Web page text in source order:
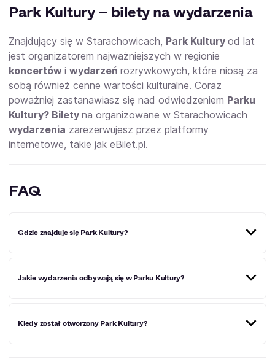
Park Kultury – bilety na wydarzenia
Znajdujący się w Starachowicach, Park Kultury od lat
jest organizatorem najważniejszych w regionie
koncertów i wydarzeń rozrywkowych, które niosą za
sobą również cenne wartości kulturalne. Coraz
poważniej zastanawiasz się nad odwiedzeniem Parku
Kultury? Bilety na organizowane w Starachowicach
wydarzenia zarezerwujesz przez platformy
internetowe, takie jak eBilet.pl.
FAQ
Gdzie znajduje się Park Kultury?
Radomskiej 21.
Jakie wydarzenia odbywają się w Parku Kultury?
wszystkim festiwale, spektakle teatralne, koncerty,
Kiedy został otworzony Park Kultury?